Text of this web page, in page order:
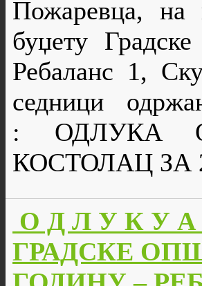
Пожаревца, на
буџету
Ребаланс 1,
седници
: ОДЛУКA
КОСТОЛАЦ ЗА
О Д Л У К У
ГРАДСКЕ